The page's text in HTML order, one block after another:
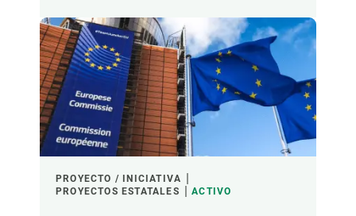
PROYECTO / INICIATIVA
PROYECTOS ESTATALES
ACTIVO